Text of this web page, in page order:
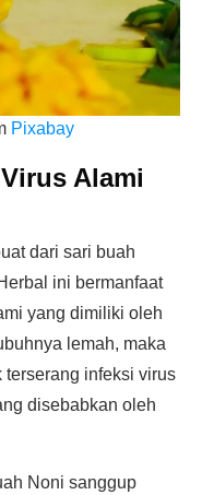
Pixabay
Alami
dari sari buah
ini bermanfaat
yang dimiliki oleh
lemah, maka
infeksi virus
disebabkan oleh
Noni sanggup